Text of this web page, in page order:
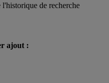
de recherche
ajout :